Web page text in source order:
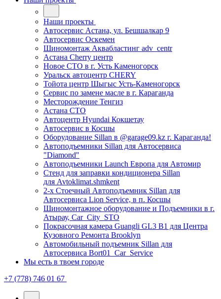
Наши проекты
Автосервис Астана, ул. Бешшалкар 9
Автосервис Оскемен
Шиномонтаж Аквабластинг adv_centr
Астана Cherry центр
Новое СТО в г. Усть Каменогорск
Уральск автоцентр CHERY
Тойота центр Шыгыс Усть-Каменогорск
Сервис по замене масле в г. Караганда
Месторождение Тенгиз
Астана СТО
Автоцентр Hyundai Кокшетау
Автосервис в Косшы
Оборудование Sillan в @garage09.kz г. Караганда!
Автоподъемники Sillan для Автосервиса
"Diamond"
Автоподъемники Launch Европа для Автомир
Стенд для заправки кондиционера Sillan
для Avtoklimat.shmkent
2-х Стоечный Автоподъемник Sillan для
Автосервиса Lion Service, в п. Косшы
Шиномонтажное оборудование и Подъемники в г.
Атырау, Car_City_STO
Покрасочная камера Guangli GL3 B1 для Центра
Кузовного Ремонта Brooklyn
Автомобильный подъемник Sillan для
Автосервиса Bort01_Car_Service
Мы есть в твоем городе
+7 (778) 746 01 67